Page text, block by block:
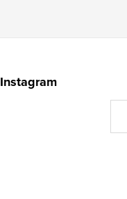
uInstagram